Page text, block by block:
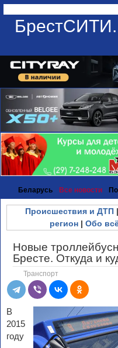
БрестСИТИ.
Беларусь Все новости
Происшествия и ДТП|
регион | Обо
Новые
Бресте. Откуда и
Транспорт
В
2015
году